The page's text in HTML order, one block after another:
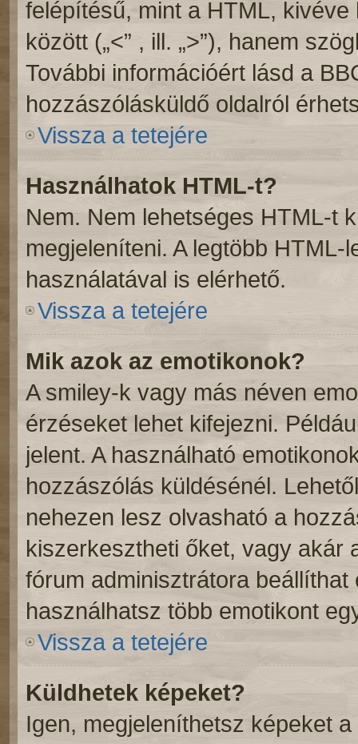
felépítésű, mint a HTML,
között („<” , ill. „>”), hanem
További információért lásd a
hozzászólásküldő oldalról
Vissza a tetejére
Használhatok HTML-t?
Nem. Nem lehetséges HTML-t
megjeleníteni. A legtöbb
használatával is elérhető.
Vissza a tetejére
Mik azok az emotikonok?
A smiley-k vagy más néven
érzéseket lehet kifejezni.
jelent. A használható
hozzászólás küldésénél.
nehezen lesz olvasható a
kiszerkesztheti őket, vagy akár
fórum adminisztrátora
használhatsz több emotikont
Vissza a tetejére
Küldhetek képeket?
Igen, megjeleníthetsz képeket